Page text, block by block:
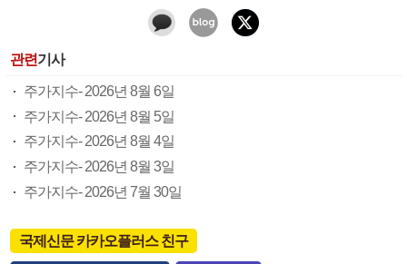
관련기사
주가지수- 2026년 8월 6일
주가지수- 2026년 8월 5일
주가지수- 2026년 8월 4일
주가지수- 2026년 8월 3일
주가지수- 2026년 7월 30일
국제신문 카카오플러스 친구